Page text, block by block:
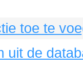
toe te
uit de